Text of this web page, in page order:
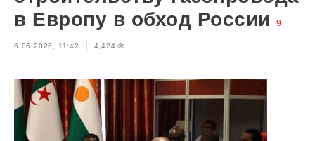
в Европу в обход России
9
6.06.2026, 11:42 4,424